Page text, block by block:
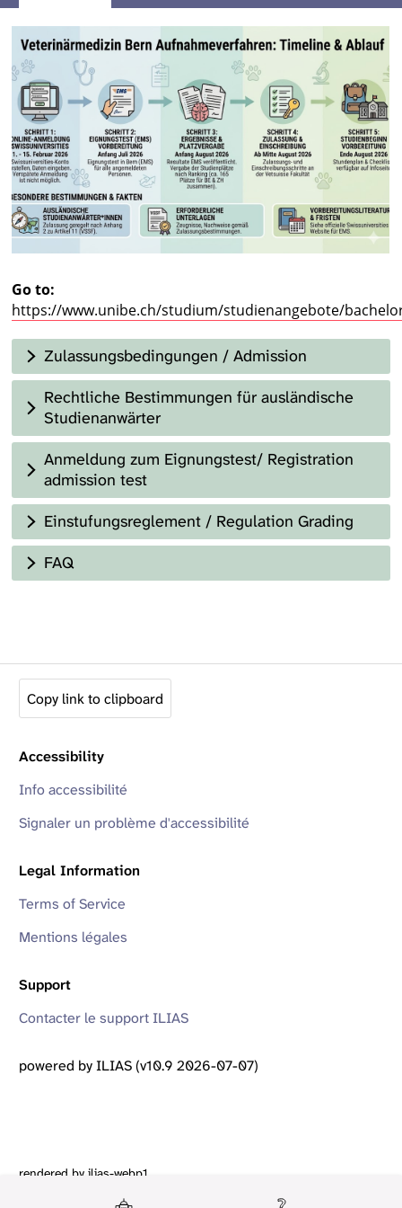
Go to:
https://www.unibe.ch/studium/studienangebote/
Zulassungsbedingungen / Admission
Rechtliche Bestimmungen für ausländische
Studienanwärter
Anmeldung zum Eignungstest/ Registration
admission test
Einstufungsreglement / Regulation Grading
FAQ
Copy link to clipboard
Accessibility
Info accessibilité
Signaler un problème d'accessibilité
Legal Information
Terms of Service
Mentions légales
Support
Contacter le support ILIAS
powered by ILIAS (v10.9 2026-07-07)
rendered by ilias-webp1